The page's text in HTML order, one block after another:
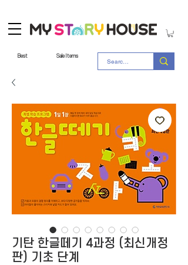
Best Sale Items
기탄 한글떼기 4과정 (최신개정
판) 기초 단계